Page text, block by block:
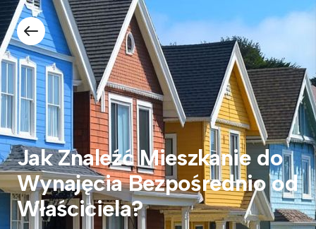
Jak Znaleźć Mieszkanie do
Wynajęcia Bezpośrednio od
Właściciela?